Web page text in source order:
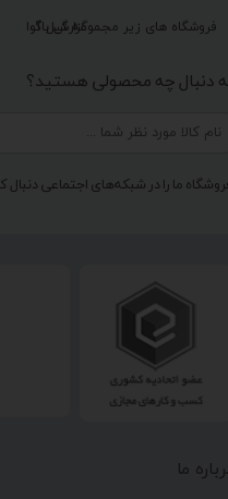
ما
گزارش باگ
فروشگاه های زیر مجموعه گیل آوا
دنبال چه محصولی هستید؟
ما را در شبکه‌های اجتماعی دنبال